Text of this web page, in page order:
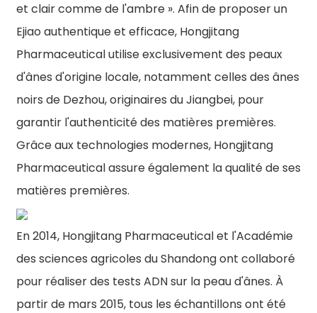
et clair comme de l'ambre ». Afin de proposer un
Ejiao authentique et efficace, Hongjitang
Pharmaceutical utilise exclusivement des peaux
d'ânes d'origine locale, notamment celles des ânes
noirs de Dezhou, originaires du Jiangbei, pour
garantir l'authenticité des matières premières.
Grâce aux technologies modernes, Hongjitang
Pharmaceutical assure également la qualité de ses
matières premières.
En 2014, Hongjitang Pharmaceutical et l'Académie
des sciences agricoles du Shandong ont collaboré
pour réaliser des tests ADN sur la peau d'ânes. À
partir de mars 2015, tous les échantillons ont été